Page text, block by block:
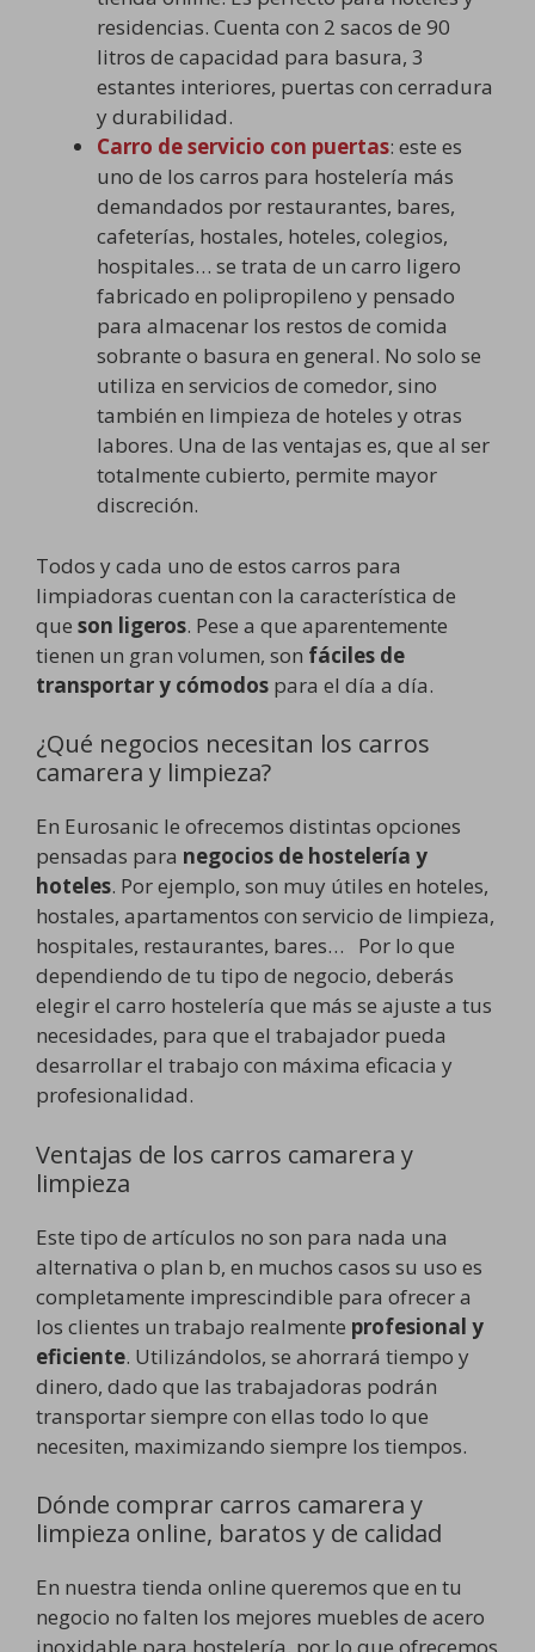
residencias. Cuenta con 2 sacos de 90
litros de capacidad para basura, 3
estantes interiores, puertas con cerradura
y durabilidad.
Carro de servicio con puertas: este es
uno de los carros para hostelería más
demandados por restaurantes, bares,
cafeterías, hostales, hoteles, colegios,
hospitales… se trata de un carro ligero
fabricado en polipropileno y pensado
para almacenar los restos de comida
sobrante o basura en general. No solo se
utiliza en servicios de comedor, sino
también en limpieza de hoteles y otras
labores. Una de las ventajas es, que al ser
totalmente cubierto, permite mayor
discreción.
Todos y cada uno de estos carros para
limpiadoras cuentan con la característica de
que son ligeros. Pese a que aparentemente
tienen un gran volumen, son fáciles de
transportar y cómodos para el día a día.
¿Qué negocios necesitan los carros
camarera y limpieza?
En Eurosanic le ofrecemos distintas opciones
pensadas para negocios de hostelería y
hoteles. Por ejemplo, son muy útiles en hoteles,
hostales, apartamentos con servicio de limpieza,
hospitales, restaurantes, bares… Por lo que
dependiendo de tu tipo de negocio, deberás
elegir el carro hostelería que más se ajuste a tus
necesidades, para que el trabajador pueda
desarrollar el trabajo con máxima eficacia y
profesionalidad.
Ventajas de los carros camarera y
limpieza
Este tipo de artículos no son para nada una
alternativa o plan b, en muchos casos su uso es
completamente imprescindible para ofrecer a
los clientes un trabajo realmente profesional y
eficiente. Utilizándolos, se ahorrará tiempo y
dinero, dado que las trabajadoras podrán
transportar siempre con ellas todo lo que
necesiten, maximizando siempre los tiempos.
Dónde comprar carros camarera y
limpieza online, baratos y de calidad
En nuestra tienda online queremos que en tu
negocio no falten los mejores muebles de acero